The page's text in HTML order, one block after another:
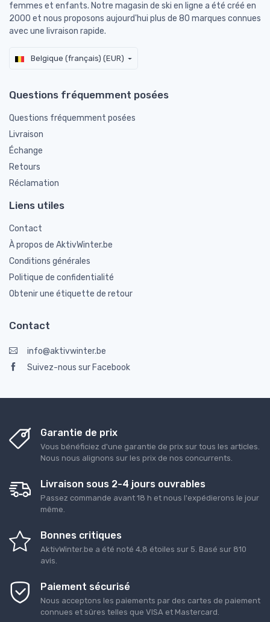
femmes et enfants. Notre magasin de ski en ligne a été créé en
2000 et nous proposons aujourd'hui plus de 80 marques connues
avec une livraison rapide.
Belgique (français) (EUR)
Questions fréquemment posées
Questions fréquemment posées
Livraison
Échange
Retours
Réclamation
Liens utiles
Contact
À propos de AktivWinter.be
Conditions générales
Politique de confidentialité
Obtenir une étiquette de retour
Contact
info@aktivwinter.be
Suivez-nous sur Facebook
Garantie de prix
Vous bénéficiez d'une garantie de prix sur tous les articles.
Nous nous alignons sur les prix de nos concurrents.
Livraison sous 2-4 jours ouvrables
Passez commande avant 18 h et nous l'expédierons le jour
même.
Bonnes critiques
AktivWinter.be a été noté 4,8 étoiles sur 5 . Basé sur 810
avis.
Paiement sécurisé
Nous acceptons les paiements par des cartes de paiement
connues et sûres telles que VISA et Mastercard.